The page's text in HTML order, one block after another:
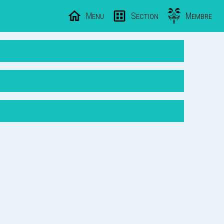
Menu Section Membre